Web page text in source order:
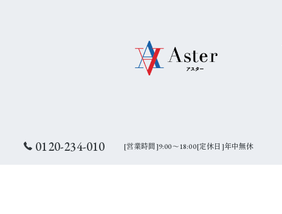
0120-234-010 [営業時間]9:00～18:00[定休日]年中無休